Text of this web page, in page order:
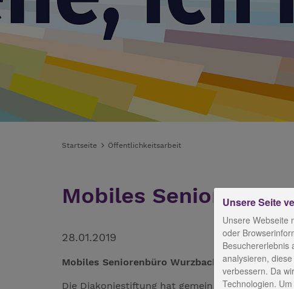
Startseite Öffentlichkeitsarbeit
Mobiles
28.01.2019
Mobiles Seniorenbüro Wurzbach eröffnet:
Die Diakoniestiftung hat gemeinsam mit der
Unsere Seite
Unsere Webseite
oder
Besuchererlebnis
analysieren,
verbessern. Da
Technologien.